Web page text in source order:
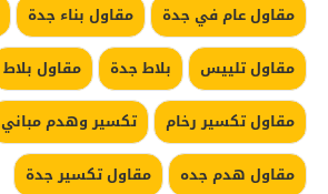
مقاول عام في جدة
مقاول بناء جدة
مقاول تلييس
بلاط جدة مقاول بلاط
مقاول تكسير رخام
تكسير وهدم مباني
مقاول هدم جده
مقاول تكسير جدة